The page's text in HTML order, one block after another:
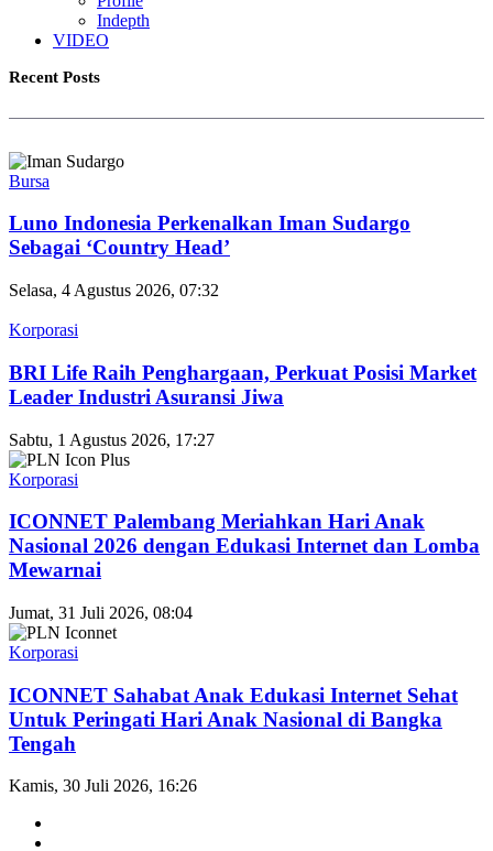
Indepth
VIDEO
Recent Posts
Bursa
Luno Indonesia Perkenalkan Iman Sudargo
Sebagai ‘Country Head’
Selasa, 4 Agustus 2026, 07:32
Korporasi
BRI Life Raih Penghargaan, Perkuat Posisi Market
Leader Industri Asuransi Jiwa
Sabtu, 1 Agustus 2026, 17:27
Korporasi
ICONNET Palembang Meriahkan Hari Anak
Nasional 2026 dengan Edukasi Internet dan Lomba
Mewarnai
Jumat, 31 Juli 2026, 08:04
Korporasi
ICONNET Sahabat Anak Edukasi Internet Sehat
Untuk Peringati Hari Anak Nasional di Bangka
Tengah
Kamis, 30 Juli 2026, 16:26